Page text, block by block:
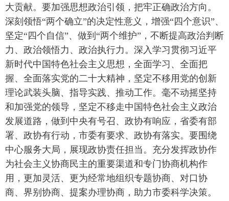
大贡献。要加强思想政治引领，把牢正确政治方向。
深刻领悟“两个确立”的决定性意义，增强“四个意识”、
坚定“四个自信”、做到“两个维护”，不断提高政治判断
力、政治领悟力、政治执行力。深入学习贯彻习近平
新时代中国特色社会主义思想，全面学习、全面把
握、全面落实党的二十大精神，坚定不移用党的创新
理论武装头脑、指导实践、推动工作。毫不动摇坚持
和加强党的领导，坚定不移走中国特色社会主义政治
发展道路，做到中央有号召、政协有响应，省委有部
署、政协有行动，市委有要求、政协有落实。要围绕
中心服务大局，展现政协责任担当。充分发挥政协作
为社会主义协商民主的重要渠道和专门协商机构作
用，更加灵活、更为经常地组织专题协商、对口协
商、界别协商、提案办理协商，助力市委科学决策。